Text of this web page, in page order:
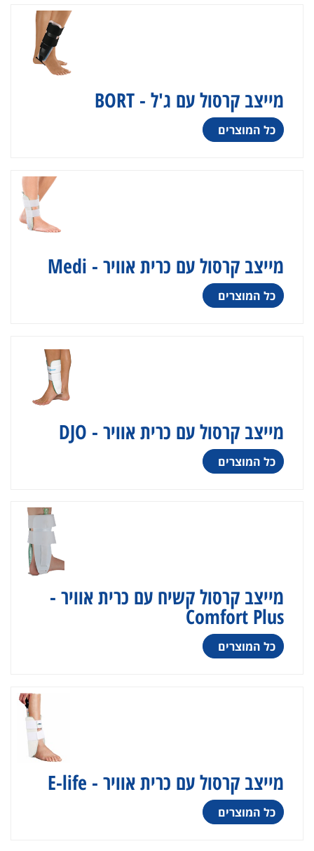
מייצב קרסול עם ג'ל - BORT
כל המוצרים
מייצב קרסול עם כרית אוויר - Medi
כל המוצרים
מייצב קרסול עם כרית אוויר - DJO
כל המוצרים
מייצב קרסול קשיח עם כרית אוויר -
Comfort Plus
כל המוצרים
מייצב קרסול עם כרית אוויר - E-life
כל המוצרים